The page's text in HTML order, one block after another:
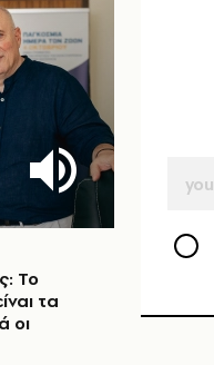
Το
τα
οι